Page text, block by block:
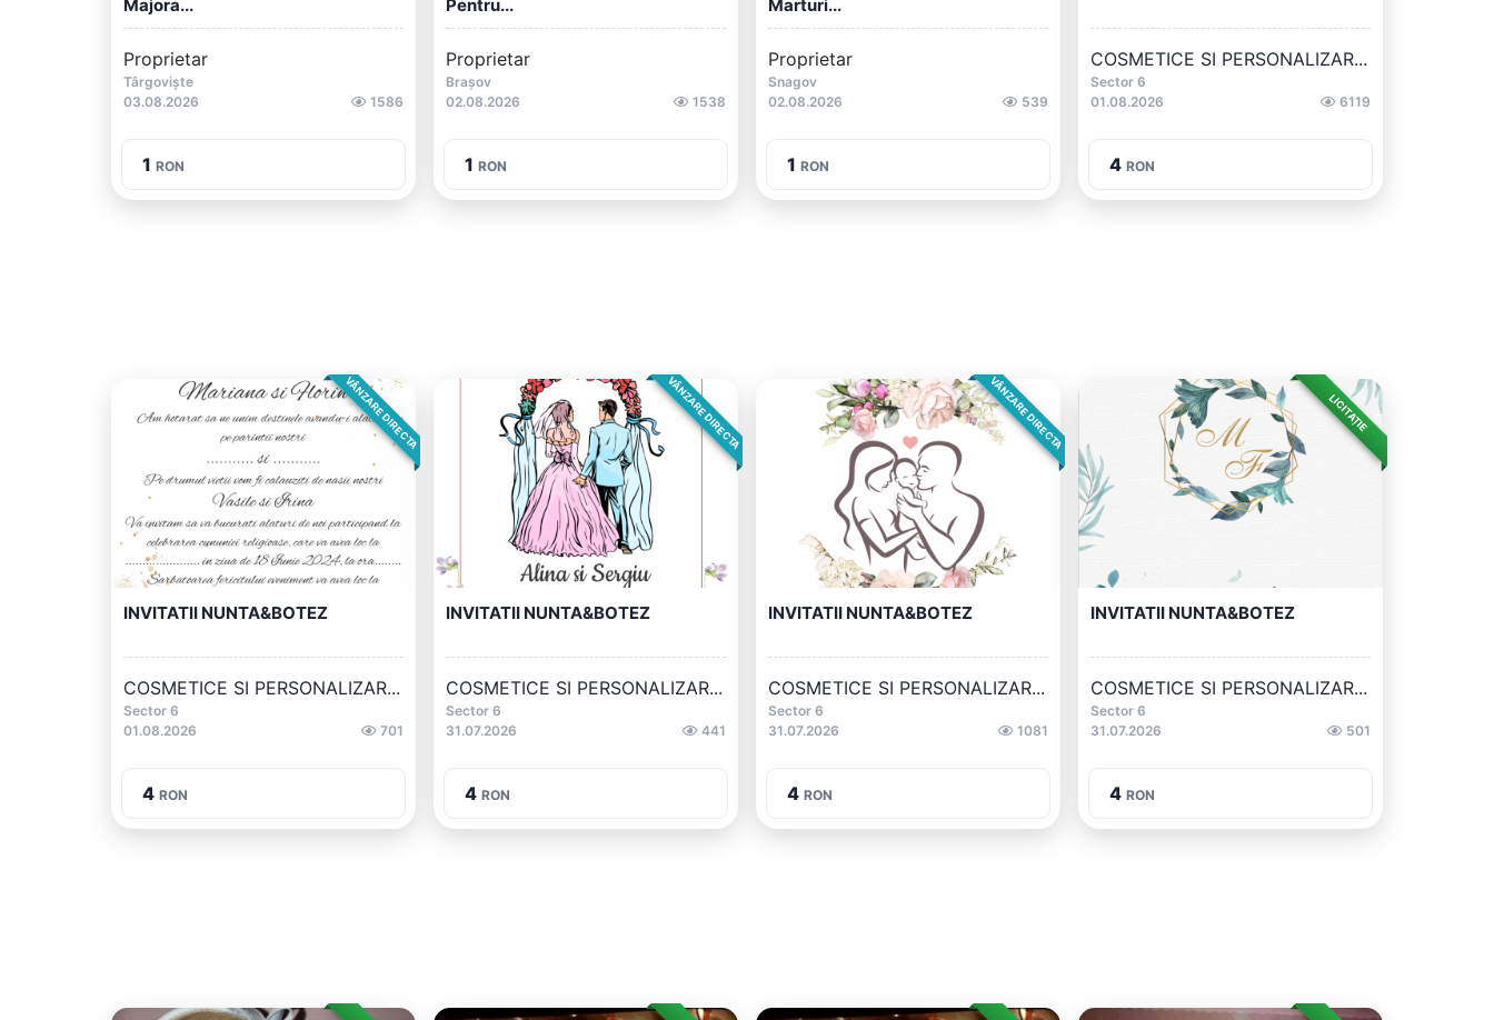
Majora...
Proprietar
Târgoviște
03.08.2026
1586
1 RON
Pentru...
Proprietar
Brașov
02.08.2026
1538
1 RON
Marturi...
Proprietar
Snagov
02.08.2026
539
1 RON
COSMETICE SI PERSONALIZAR...
Sector 6
01.08.2026
6119
4 RON
VÂNZARE DIRECTA
INVITATII NUNTA&BOTEZ
COSMETICE SI PERSONALIZAR...
Sector 6
01.08.2026
701
4 RON
VÂNZARE DIRECTA
INVITATII NUNTA&BOTEZ
COSMETICE SI PERSONALIZAR...
Sector 6
31.07.2026
441
4 RON
VÂNZARE DIRECTA
INVITATII NUNTA&BOTEZ
COSMETICE SI PERSONALIZAR...
Sector 6
31.07.2026
1081
4 RON
LICITAȚIE
INVITATII NUNTA&BOTEZ
COSMETICE SI PERSONALIZAR...
Sector 6
31.07.2026
501
4 RON